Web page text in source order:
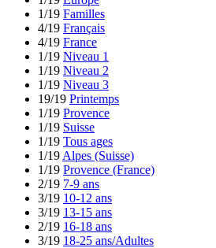
1/19 Familles
4/19 Français
4/19 France
1/19 Niveau 1
1/19 Niveau 2
1/19 Niveau 3
19/19 Printemps
1/19 Provence
1/19 Suisse
1/19 Tous ages
1/19 Alpes (Suisse)
1/19 Provence (France)
2/19 7-9 ans
3/19 10-12 ans
3/19 13-15 ans
2/19 16-18 ans
3/19 18-25 ans/Adultes